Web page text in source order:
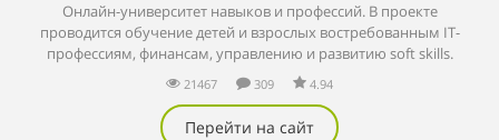
Онлайн-университет навыков и профессий. В проекте
проводится обучение детей и взрослых востребованным IT-
профессиям, финансам, управлению и развитию soft skills.
21467 309 4.94
Перейти на сайт